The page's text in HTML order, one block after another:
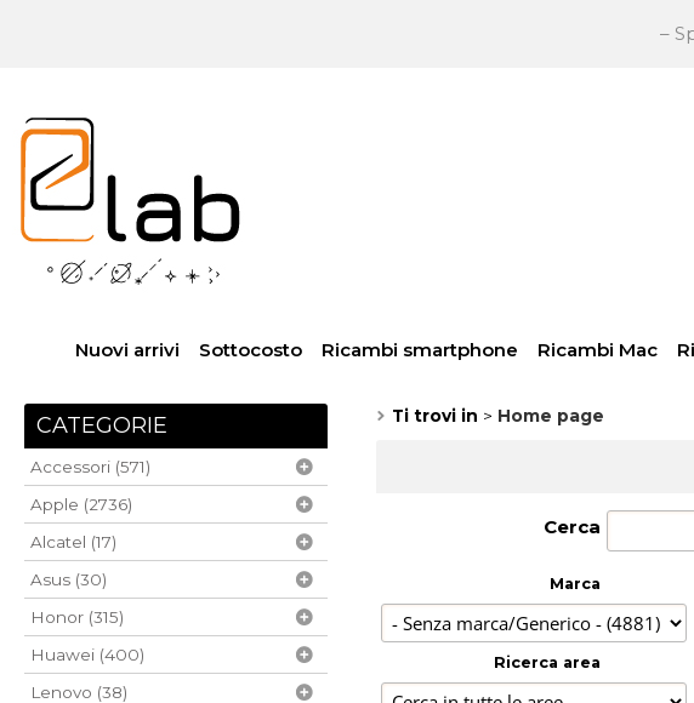
–
Nuovi arrivi Sottocosto Ricambi smartphone Ricambi Mac
CATEGORIE
Accessori (571)
Apple (2736)
Alcatel (17)
Asus (30)
Honor (315)
Huawei (400)
Lenovo (38)
Ti trovi in Home page
Cerca
Marca
Ricerca area